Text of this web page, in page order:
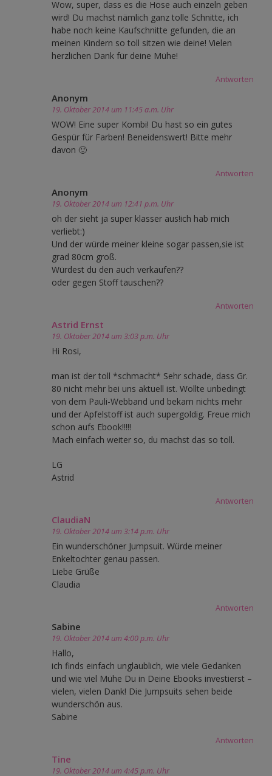
Wow, super, dass es die Hose auch einzeln geben
wird! Du machst nämlich ganz tolle Schnitte, ich
habe noch keine Kaufschnitte gefunden, die an
meinen Kindern so toll sitzen wie deine! Vielen
herzlichen Dank für deine Mühe!
Antworten
Anonym
19. Oktober 2014 um 11:45 a.m. Uhr
WOW! Eine super Kombi! Du hast so ein gutes
Gespür für Farben! Beneidenswert! Bitte mehr
davon 🙂
Antworten
Anonym
19. Oktober 2014 um 12:41 p.m. Uhr
oh der sieht ja super klasser aus!ich hab mich
verliebt:)
Und der würde meiner kleine sogar passen,sie ist
grad 80cm groß.
Würdest du den auch verkaufen??
oder gegen Stoff tauschen??
Antworten
Astrid Ernst
19. Oktober 2014 um 3:03 p.m. Uhr
Hi Rosi,
man ist der toll *schmacht* Sehr schade, dass Gr.
80 nicht mehr bei uns aktuell ist. Wollte unbedingt
von dem Pauli-Webband und bekam nichts mehr
und der Apfelstoff ist auch supergoldig. Freue mich
schon aufs Ebook!!!!!
Mach einfach weiter so, du machst das so toll.
LG
Astrid
Antworten
ClaudiaN
19. Oktober 2014 um 3:14 p.m. Uhr
Ein wunderschöner Jumpsuit. Würde meiner
Enkeltochter genau passen.
Liebe Grüße
Claudia
Antworten
Sabine
19. Oktober 2014 um 4:00 p.m. Uhr
Hallo,
ich finds einfach unglaublich, wie viele Gedanken
und wie viel Mühe Du in Deine Ebooks investierst –
vielen, vielen Dank! Die Jumpsuits sehen beide
wunderschön aus.
Sabine
Antworten
Tine
19. Oktober 2014 um 4:45 p.m. Uhr